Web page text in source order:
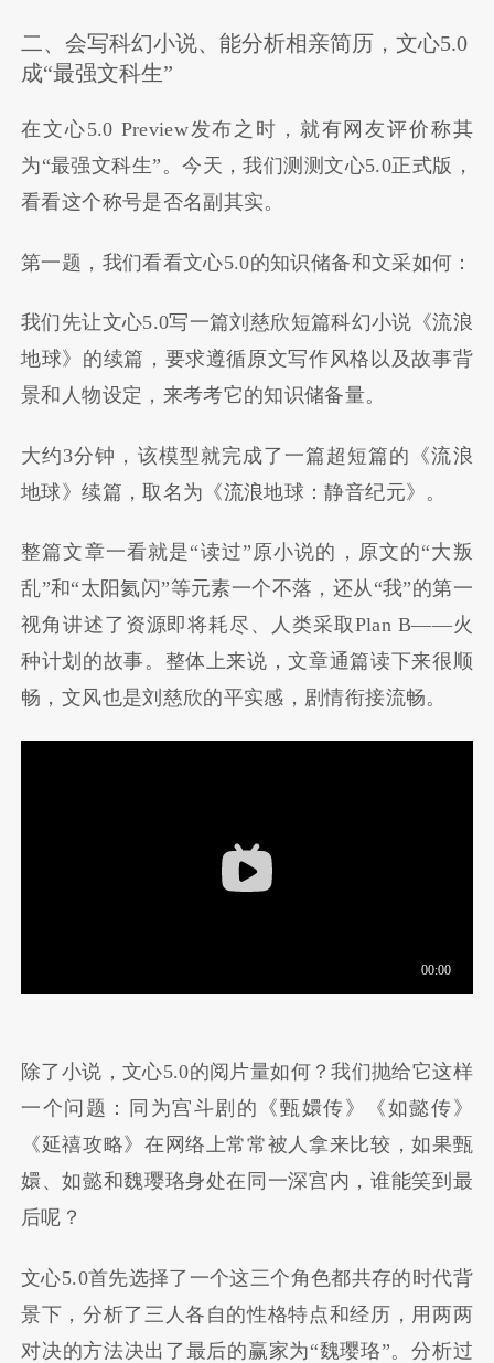
二、会写科幻小说、能分析相亲简历，文心5.0
成“最强文科生”
在文心5.0 Preview发布之时，就有网友评价称其
为“最强文科生”。今天，我们测测文心5.0正式版，
看看这个称号是否名副其实。
第一题，我们看看文心5.0的知识储备和文采如何：
我们先让文心5.0写一篇刘慈欣短篇科幻小说《流浪
地球》的续篇，要求遵循原文写作风格以及故事背
景和人物设定，来考考它的知识储备量。
大约3分钟，该模型就完成了一篇超短篇的《流浪
地球》续篇，取名为《流浪地球：静音纪元》。
整篇文章一看就是“读过”原小说的，原文的“大叛
乱”和“太阳氦闪”等元素一个不落，还从“我”的第一
视角讲述了资源即将耗尽、人类采取Plan B——火
种计划的故事。整体上来说，文章通篇读下来很顺
畅，文风也是刘慈欣的平实感，剧情衔接流畅。
除了小说，文心5.0的阅片量如何？我们抛给它这样
一个问题：同为宫斗剧的《甄嬛传》《如懿传》
《延禧攻略》在网络上常常被人拿来比较，如果甄
嬛、如懿和魏璎珞身处在同一深宫内，谁能笑到最
后呢？
文心5.0首先选择了一个这三个角色都共存的时代背
景下，分析了三人各自的性格特点和经历，用两两
对决的方法决出了最后的赢家为“魏璎珞”。分析过